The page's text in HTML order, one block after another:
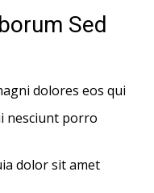
Sed
dolores eos qui
nesciunt porro
dolor sit amet